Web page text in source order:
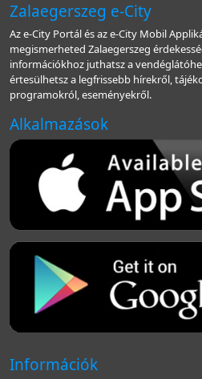
Zalaegerszeg e-City
Az e-City Portál és az e-City Mobil
megismerheted Zalaegerszeg
információkhoz juthatsz a
értesülhetsz a legfrissebb hírekről,
programokról, eseményekről.
Alkalmazások
Információk